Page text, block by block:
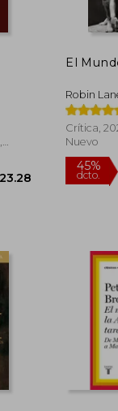
El
Robin
Crítica,
Nuevo